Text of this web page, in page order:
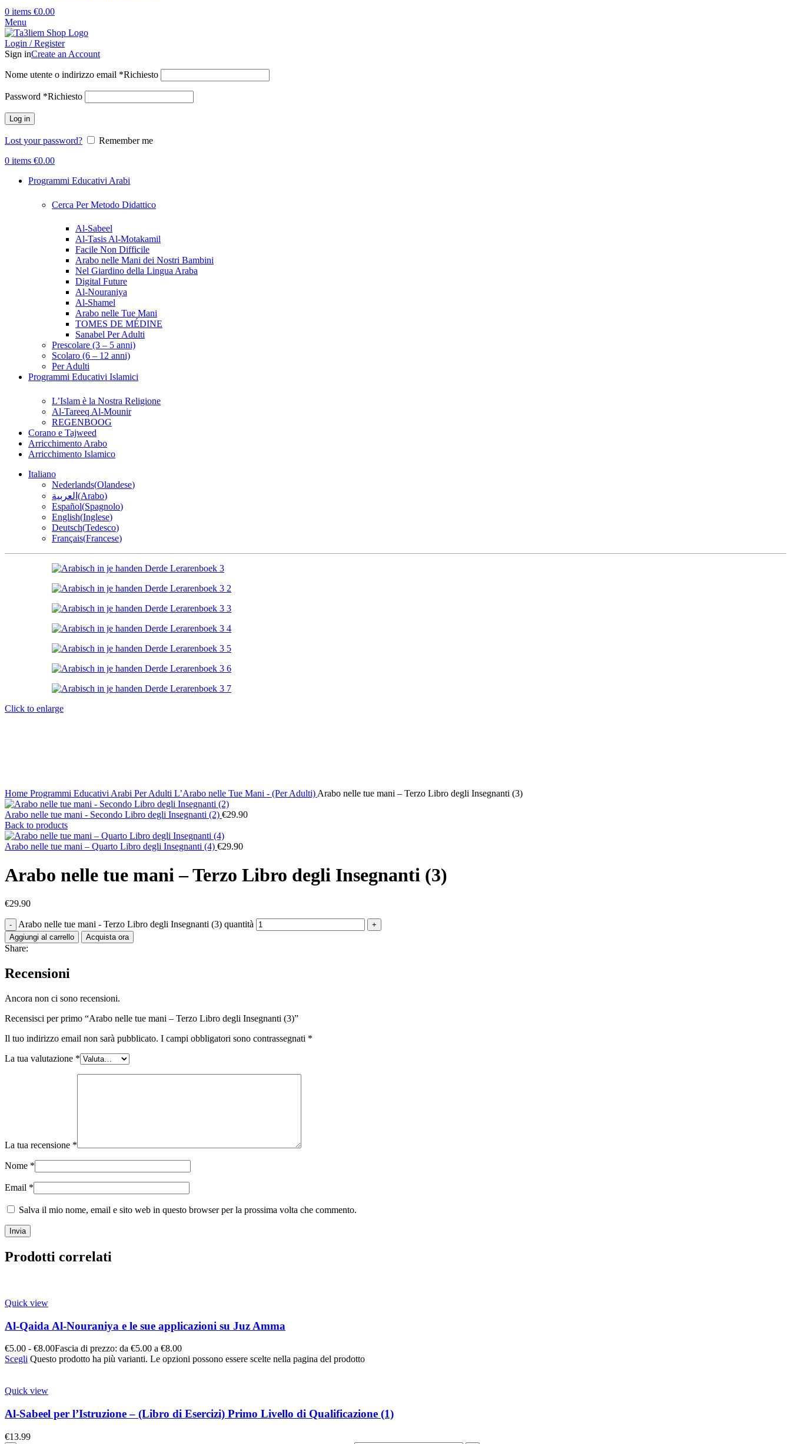
0 items €0.00
Menu
Login / Register
Sign inCreate an Account
Nome utente o indirizzo email *Richiesto
Password *Richiesto
Log in
Lost your password?
Remember me
0 items €0.00
Programmi Educativi Arabi
Cerca Per Metodo Didattico
Al-Sabeel
Al-Tasis Al-Motakamil
Facile Non Difficile
Arabo nelle Mani dei Nostri Bambini
Nel Giardino della Lingua Araba
Digital Future
Al-Nouraniya
Al-Shamel
Arabo nelle Tue Mani
TOMES DE MÉDINE
Sanabel Per Adulti
Prescolare (3 – 5 anni)
Scolaro (6 – 12 anni)
Per Adulti
Programmi Educativi Islamici
L’Islam è la Nostra Religione
Al-Tareeq Al-Mounir
REGENBOOG
Corano e Tajweed
Arricchimento Arabo
Arricchimento Islamico
Italiano
Nederlands(Olandese)
العربية (Arabo)
Español(Spagnolo)
English(Inglese)
Deutsch(Tedesco)
Français(Francese)
Click to enlarge
Home Programmi Educativi Arabi Per Adulti L’Arabo nelle Tue Mani - (Per Adulti) Arabo nelle tue mani – Terzo Libro degli Insegnanti (3)
Arabo nelle tue mani - Secondo Libro degli Insegnanti (2) €29.90
Back to products
Arabo nelle tue mani – Quarto Libro degli Insegnanti (4) €29.90
Arabo nelle tue mani – Terzo Libro degli Insegnanti (3)
€29.90
Arabo nelle tue mani - Terzo Libro degli Insegnanti (3) quantità
Aggiungi al carrello Acquista ora
Share:
Recensioni
Ancora non ci sono recensioni.
Recensisci per primo “Arabo nelle tue mani – Terzo Libro degli Insegnanti (3)”
Il tuo indirizzo email non sarà pubblicato. I campi obbligatori sono contrassegnati *
La tua valutazione *
La tua recensione *
Nome *
Email *
Salva il mio nome, email e sito web in questo browser per la prossima volta che commento.
Prodotti correlati
Quick view
Al-Qaida Al-Nouraniya e le sue applicazioni su Juz Amma
€5.00 - €8.00Fascia di prezzo: da €5.00 a €8.00
Scegli Questo prodotto ha più varianti. Le opzioni possono essere scelte nella pagina del prodotto
Quick view
Al-Sabeel per l’Istruzione – (Libro di Esercizi) Primo Livello di Qualificazione (1)
€13.99